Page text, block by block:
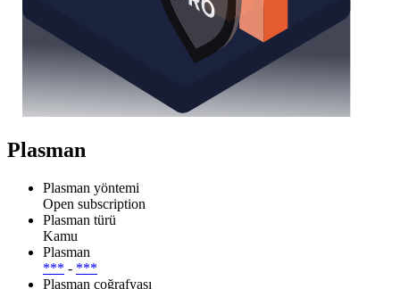
Plasman
Plasman yöntemi
Open subscription
Plasman türü
Kamu
Plasman
*** - ***
Plasman coğrafyası